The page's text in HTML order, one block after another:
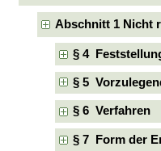
Abschnitt 1 Nicht
§ 4
§ 5
§ 6 Verfahren
§ 7 Form der